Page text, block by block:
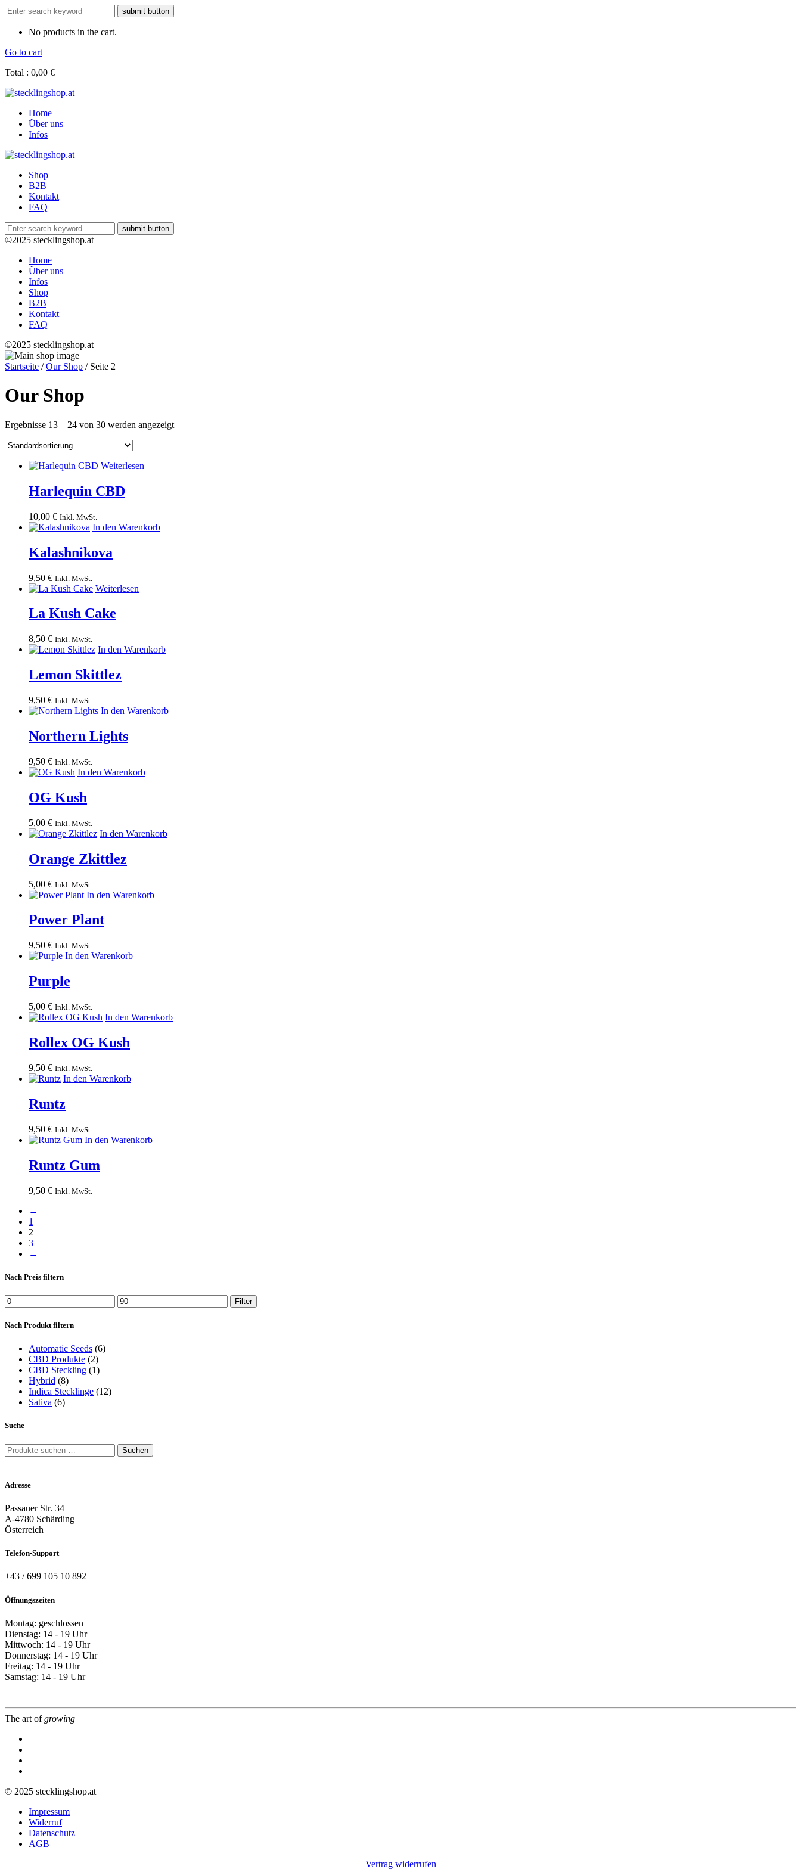
No products in the cart.
Go to cart
Total : 0,00 €
Home
Über uns
Infos
Shop
B2B
Kontakt
FAQ
©2025 stecklingshop.at
Home
Über uns
Infos
Shop
B2B
Kontakt
FAQ
©2025 stecklingshop.at
Startseite /Our Shop / Seite 2
Our Shop
Ergebnisse 13 – 24 von 30 werden angezeigt
Weiterlesen
Harlequin CBD
10,00 € Inkl. MwSt.
In den Warenkorb
Kalashnikova
9,50 € Inkl. MwSt.
Weiterlesen
La Kush Cake
8,50 € Inkl. MwSt.
In den Warenkorb
Lemon Skittlez
9,50 € Inkl. MwSt.
In den Warenkorb
Northern Lights
9,50 € Inkl. MwSt.
In den Warenkorb
OG Kush
5,00 € Inkl. MwSt.
In den Warenkorb
Orange Zkittlez
5,00 € Inkl. MwSt.
In den Warenkorb
Power Plant
9,50 € Inkl. MwSt.
In den Warenkorb
Purple
5,00 € Inkl. MwSt.
In den Warenkorb
Rollex OG Kush
9,50 € Inkl. MwSt.
In den Warenkorb
Runtz
9,50 € Inkl. MwSt.
In den Warenkorb
Runtz Gum
9,50 € Inkl. MwSt.
←
1
2
3
→
Nach Preis filtern
Min.
Preis
Max.
Preis
Filter
Nach Produkt filtern
Automatic Seeds (6)
CBD Produkte (2)
CBD Steckling (1)
Hybrid (8)
Indica Stecklinge (12)
Sativa (6)
Suche
Suche
nach:
Suchen
Adresse
Passauer Str. 34
A-4780 Schärding
Österreich
Telefon-Support
+43 / 699 105 10 892
Öffnungszeiten
Montag: geschlossen
Dienstag: 14 - 19 Uhr
Mittwoch: 14 - 19 Uhr
Donnerstag: 14 - 19 Uhr
Freitag: 14 - 19 Uhr
Samstag: 14 - 19 Uhr
The art ofgrowing
© 2025 stecklingshop.at
Impressum
Widerruf
Datenschutz
AGB
Vertrag widerrufen